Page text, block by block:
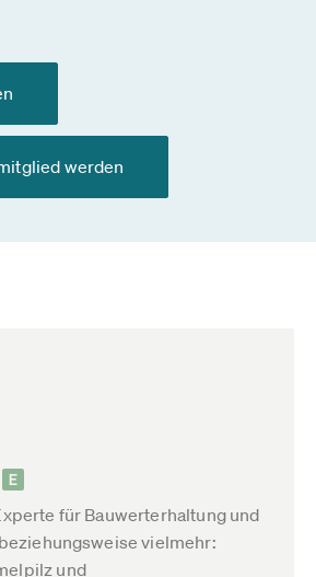
werden
für Bauwerterhaltung und
vielmehr:
und